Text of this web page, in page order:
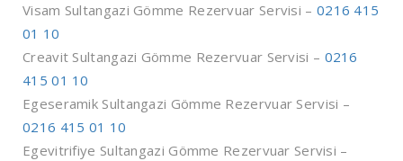
Visam Sultangazi Gömme Rezervuar Servisi – 0216 415
01 10
Creavit Sultangazi Gömme Rezervuar Servisi – 0216
415 01 10
Egeseramik Sultangazi Gömme Rezervuar Servisi –
0216 415 01 10
Egevitrifiye Sultangazi Gömme Rezervuar Servisi –